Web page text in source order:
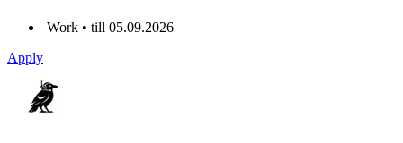
Work • till 05.09.2026
Apply